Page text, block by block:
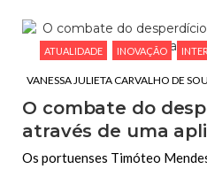
ATUALIDADE INOVAÇÃO
VANESSA JULIETA CARVALHO DE
O combate do
através de uma
Os portuenses Timóteo